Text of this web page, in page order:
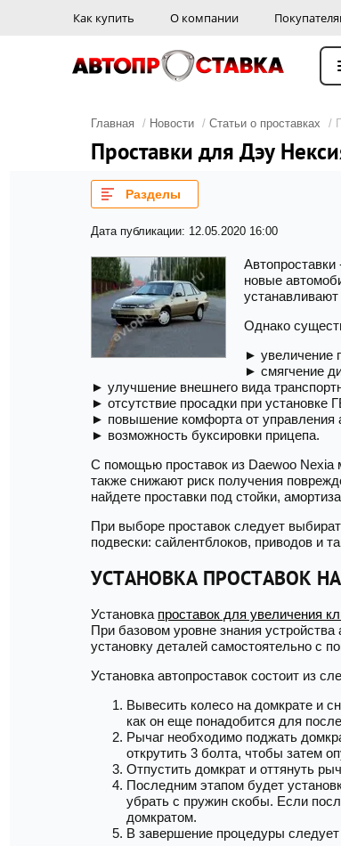
Как купить О компании
Главная / Новости / Статьи о проставках /
Проставки для Дэу
Разделы
Дата публикации: 12.05.2020 16:00
новые
Однако
► увеличение
► смягчение
► улучшение внешнего вида
► отсутствие просадки при установке
► повышение комфорта от управления
► возможность буксировки прицепа.
С помощью проставок из Daewoo Nexia
также снижают риск получения
найдете проставки под стойки,
При выборе проставок следует
подвески: сайлентблоков, приводов и
УСТАНОВКА ПРОСТАВОК НА
Установка проставок для увеличения
При базовом уровне знания
установку деталей самостоятельно с
Установка автопроставок состоит из
Вывесить колесо на домкрате и
как он еще понадобится для
Рычаг необходимо поджать
открутить 3 болта, чтобы затем
Отпустить домкрат и оттянуть
Последним этапом будет
убрать с пружин скобы. Если
домкратом.
В завершение процедуры